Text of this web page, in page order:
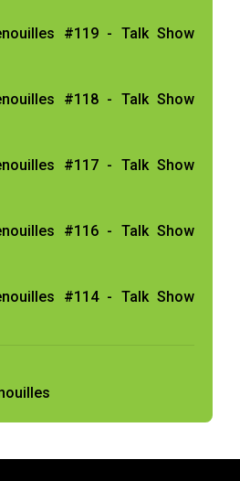
#119 - Talk Show
#118 - Talk Show
#117 - Talk Show
#116 - Talk Show
#114 - Talk Show